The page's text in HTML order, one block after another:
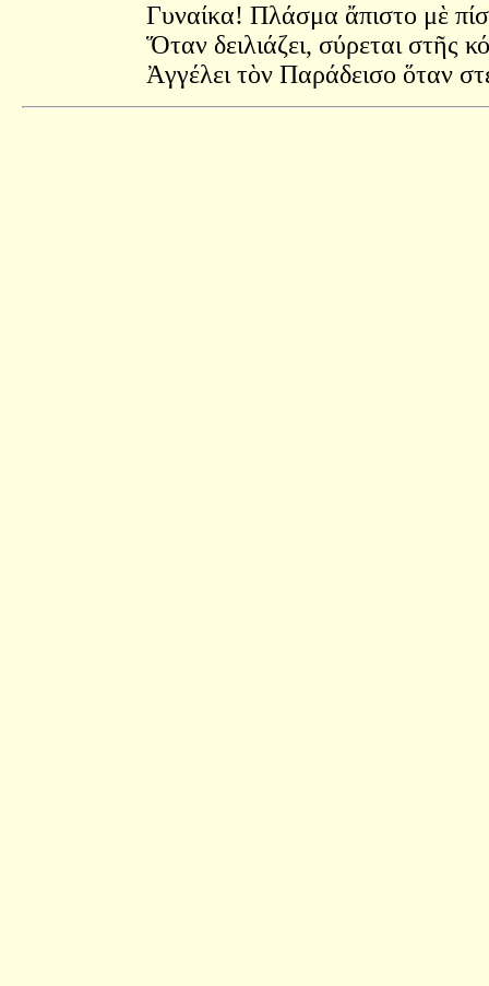
Γυναίκα! Πλάσμα ἄπιστο μὲ
Ὅταν δειλιάζει, σύρεται στῆς
Ἀγγέλει τὸν Παράδεισο ὅταν